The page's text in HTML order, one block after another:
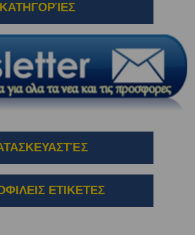
ΚΑΤΗΓΟΡΊΕΣ
ΕΤΙΚΕΤΕΣ